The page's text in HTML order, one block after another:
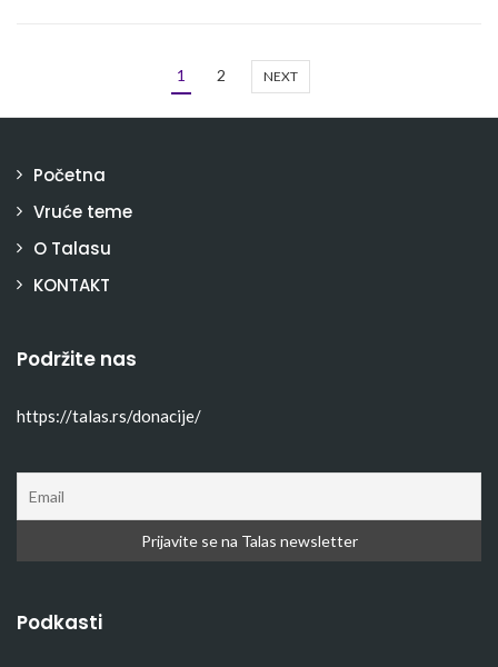
1 2 NEXT
Početna
Vruće teme
O Talasu
KONTAKT
Podržite nas
https://talas.rs/donacije/
Podkasti